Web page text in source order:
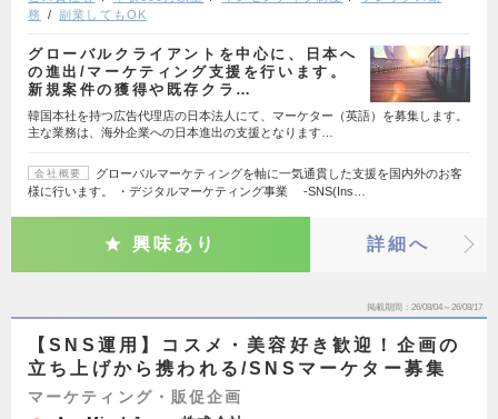
務
副業してもOK
グローバルクライアントを中心に、日本へ
の進出/マーケティング支援を行います。
新規案件の獲得や既存クラ…
韓国本社を持つ広告代理店の日本法人にて、マーケター（英語）を募集します。
主な業務は、海外企業への日本進出の支援となります…
会社概要
グローバルマーケティングを軸に一気通貫した支援を国内外のお客
様に行います。 ・デジタルマーケティング事業 -SNS(Ins…
興味あり 詳細へ
掲載期間 26/08/04～26/08/17
【SNS運用】コスメ・美容好き歓迎！企画の
立ち上げから携われる/SNSマーケター募集
マーケティング・販促企画